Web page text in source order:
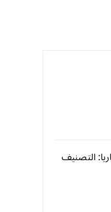
التصنيف